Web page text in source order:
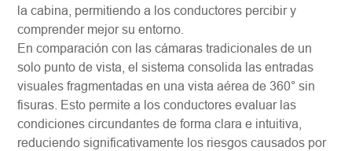
la cabina, permitiendo a los conductores percibir y
comprender mejor su entorno.
En comparación con las cámaras tradicionales de un
solo punto de vista, el sistema consolida las entradas
visuales fragmentadas en una vista aérea de 360° sin
fisuras. Esto permite a los conductores evaluar las
condiciones circundantes de forma clara e intuitiva,
reduciendo significativamente los riesgos causados por